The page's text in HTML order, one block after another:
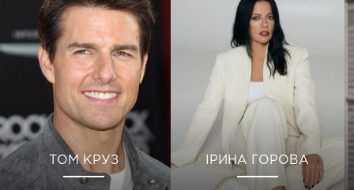
ТОМ КРУЗ ІРИНА ГОРОВА